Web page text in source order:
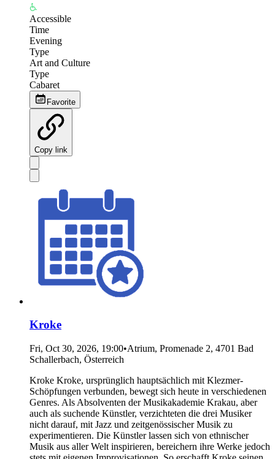
Accessible
Time
Evening
Type
Art and Culture
Type
Cabaret
Favorite
Copy link
Kroke
Fri, Oct 30, 2026, 19:00•Atrium, Promenade 2, 4701 Bad
Schallerbach, Österreich
Kroke Kroke, ursprünglich hauptsächlich mit Klezmer-
Schöpfungen verbunden, bewegt sich heute in verschiedenen
Genres. Als Absolventen der Musikakademie Krakau, aber
auch als suchende Künstler, verzichteten die drei Musiker
nicht darauf, mit Jazz und zeitgenössischer Musik zu
experimentieren. Die Künstler lassen sich von ethnischer
Musik aus aller Welt inspirieren, bereichern ihre Werke jedoch